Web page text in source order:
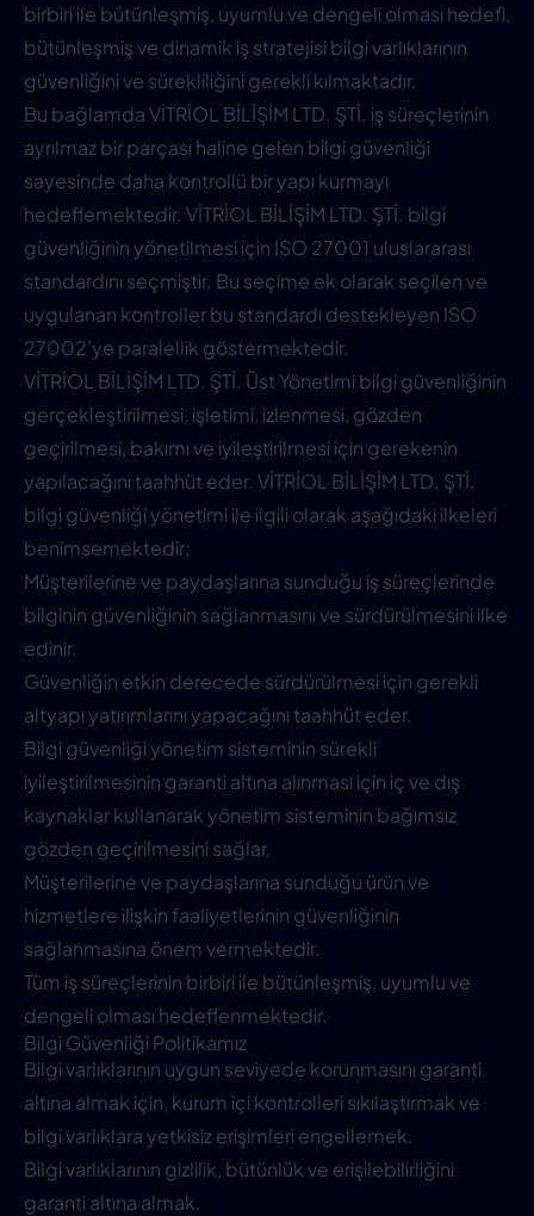
birbiri ile bütünleşmiş, uyumlu ve dengeli olması hedefi,
bütünleşmiş ve dinamik iş stratejisi bilgi varlıklarının
güvenliğini ve sürekliliğini gerekli kılmaktadır.
Bu bağlamda VİTRİOL BİLİŞİM LTD. ŞTİ. iş süreçlerinin
ayrılmaz bir parçası haline gelen bilgi güvenliği
sayesinde daha kontrollü bir yapı kurmayı
hedeflemektedir. VİTRİOL BİLİŞİM LTD. ŞTİ. bilgi
güvenliğinin yönetilmesi için ISO 27001 uluslararası
standardını seçmiştir. Bu seçime ek olarak seçilen ve
uygulanan kontroller bu standardı destekleyen ISO
27002’ye paralellik göstermektedir.
VİTRİOL BİLİŞİM LTD. ŞTİ. Üst Yönetimi bilgi güvenliğinin
gerçekleştirilmesi, işletimi, izlenmesi, gözden
geçirilmesi, bakımı ve iyileştirilmesi için gerekenin
yapılacağını taahhüt eder. VİTRİOL BİLİŞİM LTD. ŞTİ.
bilgi güvenliği yönetimi ile ilgili olarak aşağıdaki ilkeleri
benimsemektedir;
Müşterilerine ve paydaşlarına sunduğu iş süreçlerinde
bilginin güvenliğinin sağlanmasını ve sürdürülmesini ilke
edinir.
Güvenliğin etkin derecede sürdürülmesi için gerekli
altyapı yatırımlarını yapacağını taahhüt eder.
Bilgi güvenliği yönetim sisteminin sürekli
iyileştirilmesinin garanti altına alınması için iç ve dış
kaynaklar kullanarak yönetim sisteminin bağımsız
gözden geçirilmesini sağlar.
Müşterilerine ve paydaşlarına sunduğu ürün ve
hizmetlere ilişkin faaliyetlerinin güvenliğinin
sağlanmasına önem vermektedir.
Tüm iş süreçlerinin birbiri ile bütünleşmiş, uyumlu ve
dengeli olması hedeflenmektedir.
Bilgi Güvenliği Politikamız
Bilgi varlıklarının uygun seviyede korunmasını garanti
altına almak için, kurum içi kontrolleri sıkılaştırmak ve
bilgi varlıklara yetkisiz erişimleri engellemek.
Bilgi varlıklarının gizlilik, bütünlük ve erişilebilirliğini
garanti altına almak.